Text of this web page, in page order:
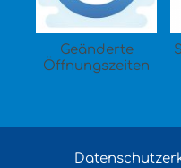
Geänderte
Öffnungszeiten